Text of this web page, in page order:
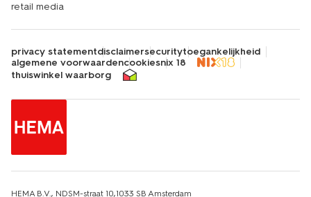
retail media
privacy statementdisclaimersecuritytoegankelijkheid
algemene voorwaardencookiesnix 18
thuiswinkel waarborg
HEMA B.V., NDSM-straat 10,1033 SB Amsterdam